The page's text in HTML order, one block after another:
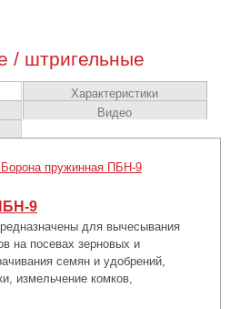
/ штригельные
Характеристики
Видео
9
для вычесывания
на посевах зерновых и
семян и удобрений,
измельчение комков,